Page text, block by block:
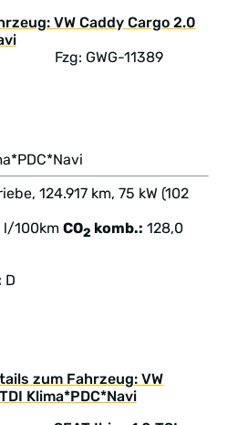
Fzg: GWG-11389
124.917 km, 75 kW (102
l/100km CO2 komb.: 128,0
D
zum Fahrzeug: VW
Klima*PDC*Navi